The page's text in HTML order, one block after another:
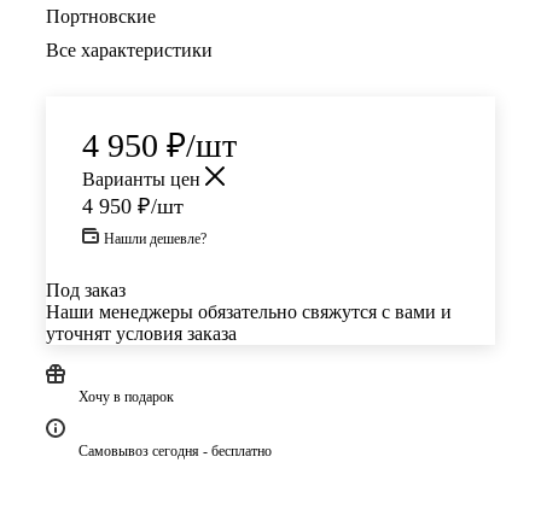
Портновские
Все характеристики
4 950 ₽/шт
Варианты цен
4 950 ₽/шт
Нашли дешевле?
Под заказ
Наши менеджеры обязательно свяжутся с вами и
уточнят условия заказа
Хочу в подарок
Самовывоз сегодня - бесплатно